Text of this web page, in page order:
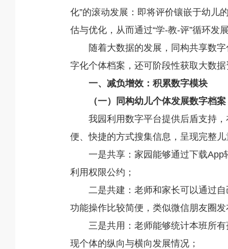
化”的滚动发展：即将评价镶嵌于幼儿
估与优化，从而通过“学-教-评”循环发
随着大数据的发展，同构共享数
字化个体档案，还可阶段性获取大数
一、减负增效：积累数字模块
（一）同构幼儿个体发展数字档案
我园利用数字平台提供后盾支持
便、快捷的方式搜集信息，呈现完整
一是共享：家园能够通过下载
利用权限公约；
二是共建：老师和家长可以通过
功能操作比较简便，类似微信朋友圈
三是共用：老师能够统计本班所
现个体的纵向与横向发展情况；